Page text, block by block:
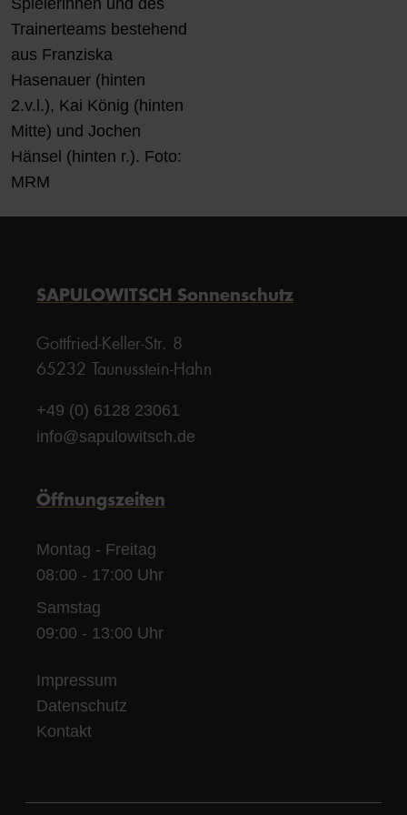
Trainerteams bestehend
aus Franziska
Hasenauer (hinten
2.v.l.), Kai König (hinten
Mitte) und Jochen
Hänsel (hinten r.). Foto:
MRM
SAPULOWITSCH Sonnenschutz
Gottfried-Keller-Str. 8
65232 Taunusstein-Hahn
+49 (0) 6128 23061
info@sapulowitsch.de
Öffnungszeiten
Montag - Freitag
08:00 - 17:00 Uhr
Samstag
09:00 - 13:00 Uhr
Impressum
Datenschutz
Kontakt